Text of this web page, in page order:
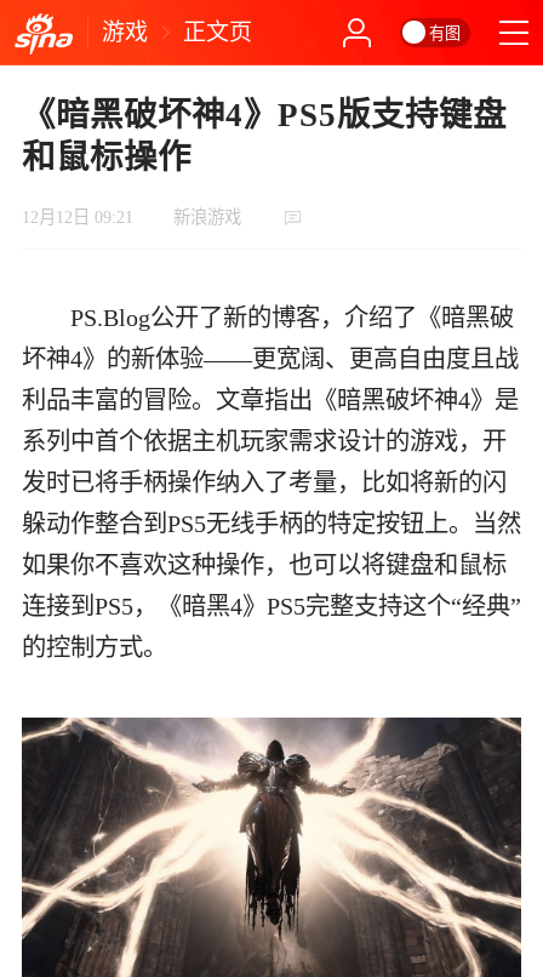
游戏 正文页 有图
《暗黑破坏神4》PS5版支持键盘
和鼠标操作
12月12日 09:21 新浪游戏
PS.Blog公开了新的博客，介绍了《暗黑破
坏神4》的新体验——更宽阔、更高自由度且战
利品丰富的冒险。文章指出《暗黑破坏神4》是
系列中首个依据主机玩家需求设计的游戏，开
发时已将手柄操作纳入了考量，比如将新的闪
躲动作整合到PS5无线手柄的特定按钮上。当然
如果你不喜欢这种操作，也可以将键盘和鼠标
连接到PS5，《暗黑4》PS5完整支持这个“经典”
的控制方式。